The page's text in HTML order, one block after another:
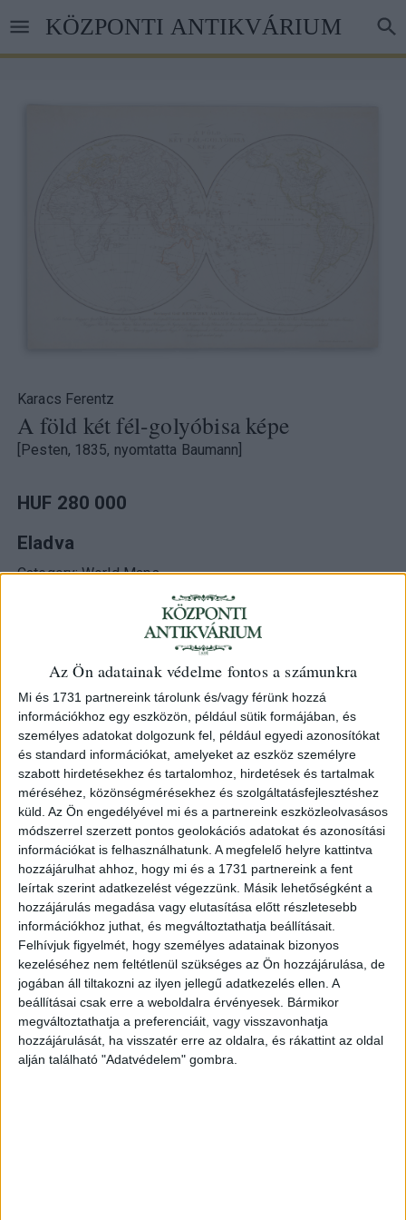
Az Ön adatainak védelme fontos a számunkra
Mi és 1731 partnereink tárolunk és/vagy férünk hozzá
információkhoz egy eszközön, például sütik formájában, és
személyes adatokat dolgozunk fel, például egyedi azonosítókat
és standard információkat, amelyeket az eszköz személyre
szabott hirdetésekhez és tartalomhoz, hirdetések és tartalmak
méréséhez, közönségmérésekhez és szolgáltatásfejlesztéshez
küld. Az Ön engedélyével mi és a partnereink eszközleolvasásos
módszerrel szerzett pontos geolokációs adatokat és azonosítási
információkat is felhasználhatunk. A megfelelő helyre kattintva
hozzájárulhat ahhoz, hogy mi és a 1731 partnereink a fent
leírtak szerint adatkezelést végezzünk. Másik lehetőségként a
hozzájárulás megadása vagy elutasítása előtt részletesebb
információkhoz juthat, és megváltoztathatja beállításait.
Felhívjuk figyelmét, hogy személyes adatainak bizonyos
kezeléséhez nem feltétlenül szükséges az Ön hozzájárulása, de
jogában áll tiltakozni az ilyen jellegű adatkezelés ellen. A
beállításai csak erre a weboldalra érvényesek. Bármikor
megváltoztathatja a preferenciáit, vagy visszavonhatja
hozzájárulását, ha visszatér erre az oldalra, és rákattint az oldal
alján található "Adatvédelem" gombra.
to
main
KÖZPONTI ANTIKVÁRIUM
Karacs Ferentz
A föld két fél-golyóbisa képe
[Pesten, 1835, nyomtatta Baumann]
HUF 280 000
Eladva
Category:World Maps
Határszínezett rézmetszet.
Megjelent: "Európa Magyar Atlasa a’ legújabb politikai,
geographiai és statistikai hiteles adatok szerint . . .
nemzeti magyar nyelven XXI. Táblában legelőször kiadta
és rézbe véste Karacs Ferentz Pesten, nyomtatta
Baumann." Jelezve jobbra lent: Karacs Ferentz a kiadó és
metsző 1835.
Tételünk ennek az első darabja és első megjelenése.
A későbbi lenyomatok lapjain az ajánlás és a ,,Karacs
Ferentz a’ Kiadó és metsző” szöveg az évszámmal
együtt elmaradt. Helyette némely lapon új szöveg áll:
Baumann nyomtatta Pesten, nyomt. Baumann Pesten.
Karacs Ferenc (1770-1838) korának kiváló
térképmetszője volt, aki több mint 100 térkép